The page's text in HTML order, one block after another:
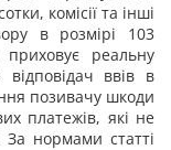
комісії та інші
в розмірі 103
реальну
ввів в
позивачу шкоди
платежів, які не
За нормами статті